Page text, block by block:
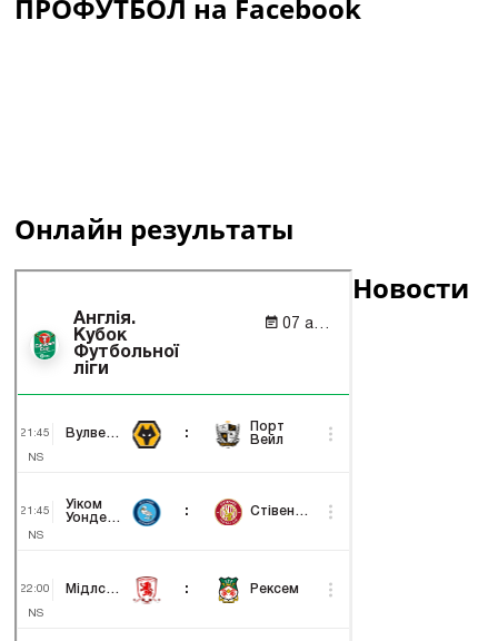
ПРОФУТБОЛ на Facebook
Онлайн результаты
Новости